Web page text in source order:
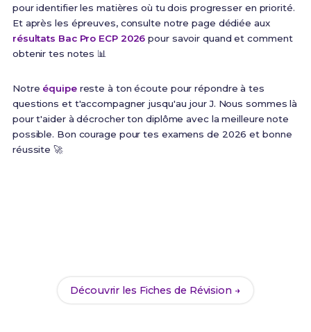
pour identifier les matières où tu dois progresser en priorité.
Et après les épreuves, consulte notre page dédiée aux
résultats Bac Pro ECP 2026 pour savoir quand et comment
obtenir tes notes 📊
Notre équipereste à ton écoute pour répondre à tes
questions et t'accompagner jusqu'au jour J. Nous sommes là
pour t'aider à décrocher ton diplôme avec la meilleure note
possible. Bon courage pour tes examens de 2026 et bonne
réussite 🚀
Découvrir les Fiches de Révision →